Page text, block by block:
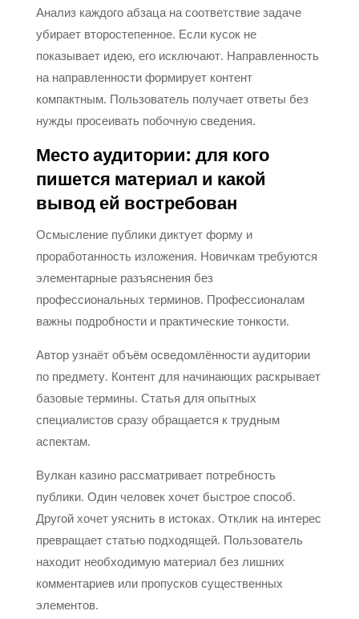
Анализ каждого абзаца на соответствие задаче
убирает второстепенное. Если кусок не
показывает идею, его исключают. Направленность
на направленности формирует контент
компактным. Пользователь получает ответы без
нужды просеивать побочную сведения.
Место аудитории: для кого
пишется материал и какой
вывод ей востребован
Осмысление публики диктует форму и
проработанность изложения. Новичкам требуются
элементарные разъяснения без
профессиональных терминов. Профессионалам
важны подробности и практические тонкости.
Автор узнаёт объём осведомлённости аудитории
по предмету. Контент для начинающих раскрывает
базовые термины. Статья для опытных
специалистов сразу обращается к трудным
аспектам.
Вулкан казино рассматривает потребность
публики. Один человек хочет быстрое способ.
Другой хочет уяснить в истоках. Отклик на интерес
превращает статью подходящей. Пользователь
находит необходимую материал без лишних
комментариев или пропусков существенных
элементов.